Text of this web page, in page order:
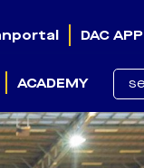
DAC APP
ACADEMY